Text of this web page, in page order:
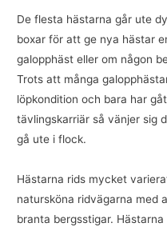
De flesta hästarna går ute
boxar för att ge nya hästar
galopphäst eller om någon
Trots att många
löpkondition och bara har
tävlingskarriär så vänjer sig
gå ute i flock.
Hästarna rids mycket
natursköna ridvägarna med
branta bergsstigar.